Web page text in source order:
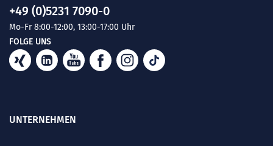
+49 (0)5231 7090-0
Mo-Fr 8:00-12:00, 13:00-17:00 Uhr
FOLGE UNS
UNTERNEHMEN